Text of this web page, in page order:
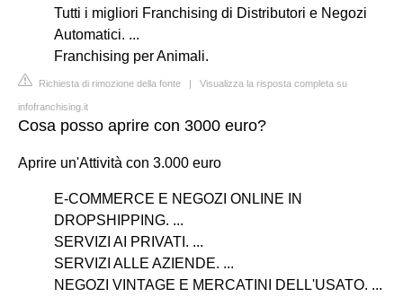
Tutti i migliori Franchising di Distributori e Negozi
Automatici. ...
Franchising per Animali.
Richiesta di rimozione della fonte | Visualizza la risposta completa su
infofranchising.it
Cosa posso aprire con 3000 euro?
Aprire un'Attività con 3.000 euro
E-COMMERCE E NEGOZI ONLINE IN
DROPSHIPPING. ...
SERVIZI AI PRIVATI. ...
SERVIZI ALLE AZIENDE. ...
NEGOZI VINTAGE E MERCATINI DELL'USATO. ...